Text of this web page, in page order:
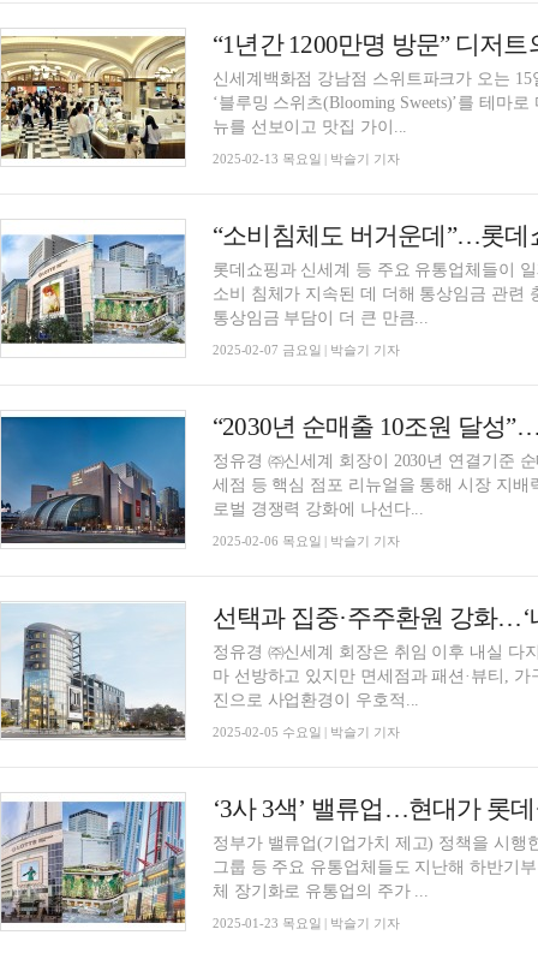
신세계백화점 강남점 스위트파크가 오는
‘블루밍 스위츠(Blooming Sweets)’를 테마
뉴를 선보이고 맛집 가이...
2025-02-13 목요일 | 박슬기 기자
“소비침체도 버거운데”…롯데
롯데쇼핑과 신세계 등 주요 유통업체들이
소비 침체가 지속된 데 더해 통상임금 관련
통상임금 부담이 더 큰 만큼...
2025-02-07 금요일 | 박슬기 기자
정유경 ㈜신세계 회장이 2030년 연결기준
세점 등 핵심 점포 리뉴얼을 통해 시장 지
로벌 경쟁력 강화에 나선다...
2025-02-06 목요일 | 박슬기 기자
정유경 ㈜신세계 회장은 취임 이후 내실 다
마 선방하고 있지만 면세점과 패션·뷰티,
진으로 사업환경이 우호적...
2025-02-05 수요일 | 박슬기 기자
‘3사 3색’ 밸류업…현대가 롯
정부가 밸류업(기업가치 제고) 정책을 시행
그룹 등 주요 유통업체들도 지난해 하반기
체 장기화로 유통업의 주가 ...
2025-01-23 목요일 | 박슬기 기자